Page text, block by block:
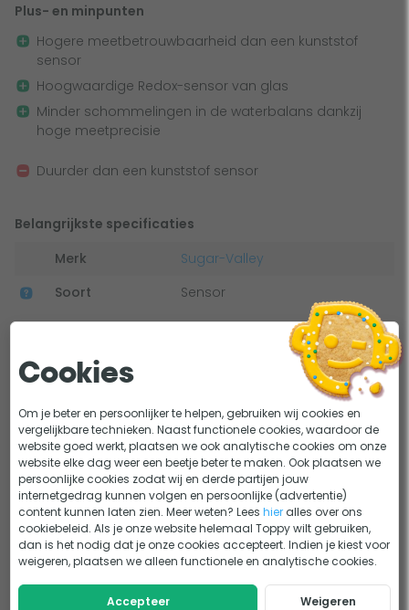
vervangen, zodat de meting die je maakt betrouwbaar is.
glas en biedt hiermee zeer betrouwbare meetresultaten.
De meetbetrouwbaarheid van een glassensor is vele
malen hoger dan van kunststof sensoren en er is een
betere geleiding. Dankzij de betrouwbare metingen voegt
waterbalans. Bovendien bespaar je hiermee kosten omdat
je minder vaak de waterbalans hoeft te herstellen. Deze
Sugar Valley systemen.
kalibratievloeistof
Bij het eerste gebruik dien je de sensor altijd te kalibreren
met de daarvoor bestemde kalibratievloeistof. We raden
aan om de sensor 2-3 keer in het seizoen te
ijken/kalibreren, zodat je weet of jouw sensor nauwkeurig
meet. Daarvoor gebruik je bijvoorbeeld de redox
kalibratievloeistof van Sugar Valley. Op deze manier heb je
het ideale startpunt om de chloorwaarde van je water te
meten.
Plus- en minpunten
Hogere meetbetrouwbaarheid dan een kunststof
sensor
Hoogwaardige Redox-sensor van glas
Minder schommelingen in de waterbalans dankzij
hoge meetprecisie
Duurder dan een kunststof sensor
Belangrijkste specificaties
Merk
Sugar-Valley
Soort
Sensor
Bekijk alle specificaties
Dit bekeken anderen
Cookies
Om je beter en persoonlijker te helpen, gebruiken wij cookies en
vergelijkbare technieken. Naast functionele cookies, waardoor de
website goed werkt, plaatsen we ook analytische cookies om onze
website elke dag weer een beetje beter te maken. Ook plaatsen we
persoonlijke cookies zodat wij en derde partijen jouw
internetgedrag kunnen volgen en persoonlijke (advertentie)
content kunnen laten zien. Meer weten? Leeshier alles over ons
cookiebeleid. Als je onze website helemaal Toppy wilt gebruiken,
dan is het nodig dat je onze cookies accepteert. Indien je kiest voor
weigeren, plaatsen we alleen functionele en analytische cookies.
Accepteer Weigeren